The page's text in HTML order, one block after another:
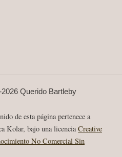
2026 Querido Bartleby
de esta página pertenece a
Kolar, bajo una licenciaCreative
No Comercial Sin